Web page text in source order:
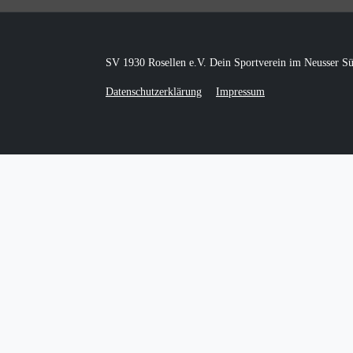
SV 1930 Rosellen e.V. Dein Sportverein im Neusser
Datenschutzerklärung Impressum